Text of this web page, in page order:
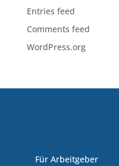
Entries feed
Comments feed
WordPress.org
Für Arbeitgeber